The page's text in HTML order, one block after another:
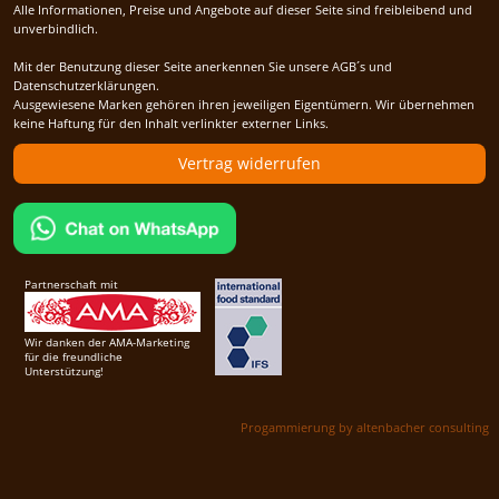
Alle Informationen, Preise und Angebote auf dieser Seite sind freibleibend und
unverbindlich.
Mit der Benutzung dieser Seite anerkennen Sie unsere AGB´s und
Datenschutzerklärungen.
Ausgewiesene Marken gehören ihren jeweiligen Eigentümern. Wir übernehmen
keine Haftung für den Inhalt verlinkter externer Links.
Vertrag widerrufen
Partnerschaft mit
Wir danken der AMA-Marketing
für die freundliche
Unterstützung!
Progammierung by altenbacher consulting